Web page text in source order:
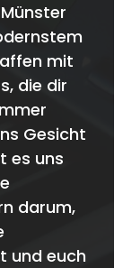
mit
die dir
Gesicht
es uns
darum,
und euch